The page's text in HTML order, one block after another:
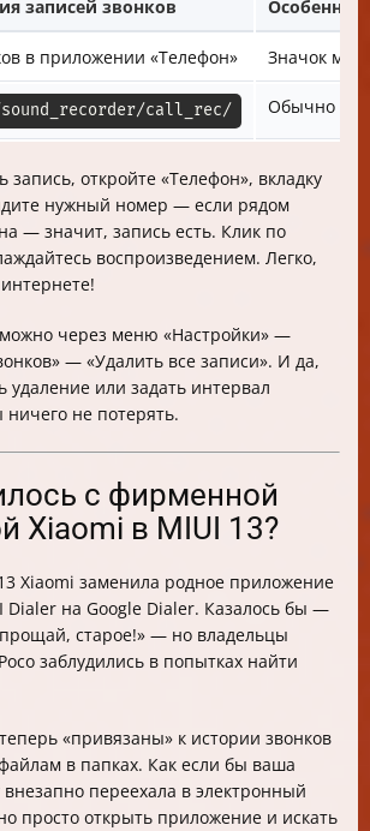
записей звонков
в приложении «Телефон» Значок
call_rec/ Обычно
запись, откройте «Телефон», вкладку
нужный номер — если рядом
— значит, запись есть. Клик по
воспроизведением. Легко,
через меню «Настройки» —
— «Удалить все записи». И да,
удаление или задать интервал
не потерять.
с фирменной
Xiaomi в MIUI 13?
Xiaomi заменила родное приложение
Dialer на Google Dialer. Казалось бы —
старое!» — но владельцы
заблудились в попытках найти
«привязаны» к истории звонков
в папках. Как если бы ваша
внезапно переехала в электронный
просто открыть приложение и искать